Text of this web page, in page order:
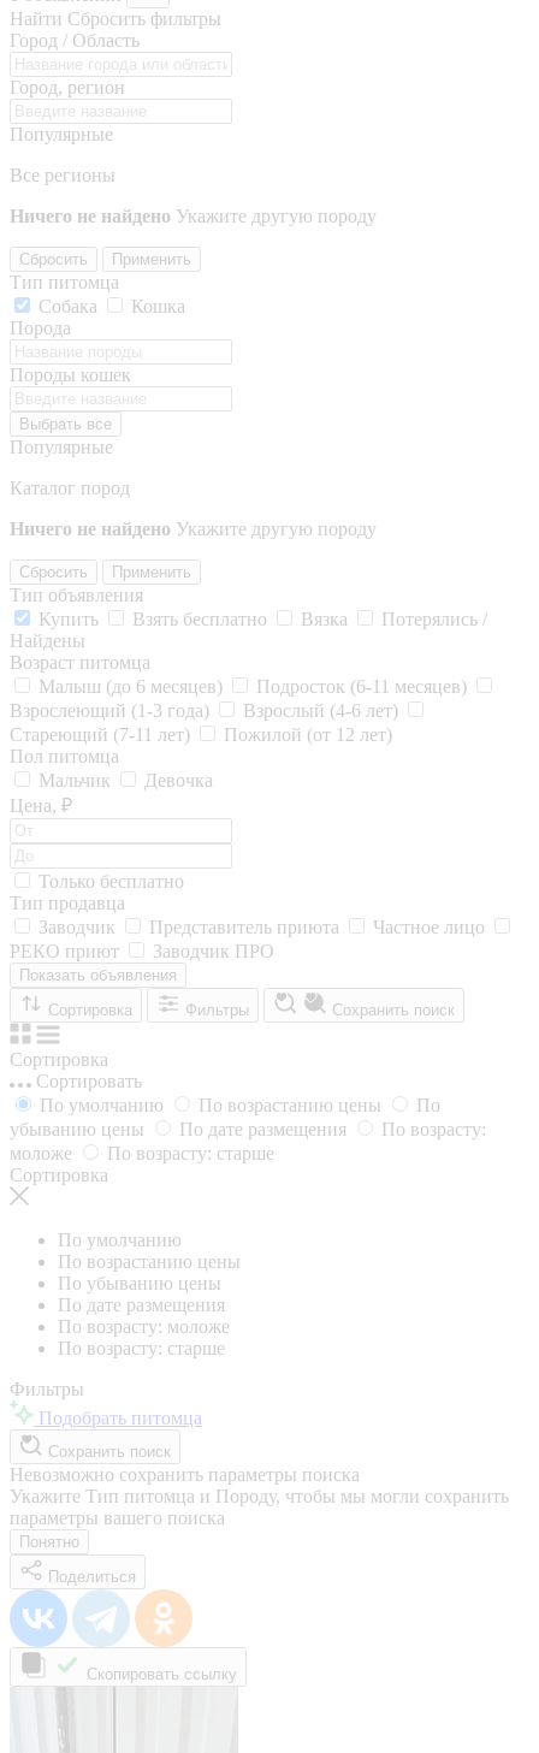
Найти Сбросить фильтры
Город / Область
Город, регион
Популярные
Все регионы
Ничего не найдено Укажите другую породу
Сбросить Применить
Тип питомца
Собака
Кошка
Порода
Породы кошек
Выбрать все
Популярные
Каталог пород
Ничего не найдено Укажите другую породу
Сбросить Применить
Тип объявления
Купить
Взять бесплатно Вязка
Потерялись /
Найдены
Возраст питомца
Малыш (до 6 месяцев)
Подросток (6-11 месяцев)
Взрослеющий (1-3 года)
Взрослый (4-6 лет)
Стареющий (7-11 лет)
Пожилой (от 12 лет)
Пол питомца
Мальчик
Девочка
Цена, ₽
Только бесплатно
Тип продавца
Заводчик
Представитель приюта
Частное лицо
РЕКО приют
Заводчик ПРО
Показать объявления
Сортировка
Фильтры Сохранить поиск
Сортировка
Сортировать
По умолчанию
По возрастанию цены
По
убыванию цены
По дате размещения
По возрасту:
моложе
По возрасту: старше
Сортировка
По умолчанию
По возрастанию цены
По убыванию цены
По дате размещения
По возрасту: моложе
По возрасту: старше
Фильтры
Подобрать питомца
Сохранить поиск
Невозможно сохранить параметры поиска
Укажите Тип питомца и Породу, чтобы мы могли сохранить
параметры вашего поиска
Понятно
Поделиться
Скопировать ссылку